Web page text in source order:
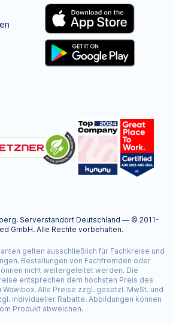
Serverstandort Deutschland — © 2011-
GmbH. Alle Rechte vorbehalten.
gelten ausschließlich für Fachkreise und
Bestellungen von Fachfremden oder
nicht weitergeleitet werden. Die
entsprechen dem höchsten Preis des
Alle Preise zzgl. gesetzl. MwSt. und
individueller Rabatte. Abbildungen können
Produkt abweichen.